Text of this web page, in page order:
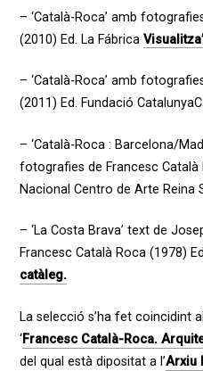
– ‘Català-Roca’ amb
(2010) Ed. La Fábrica
– ‘Català-Roca’ amb
(2011) Ed. Fundació
– ‘Català-Roca : Barcelona/
fotografies de Francesc Català
Nacional Centro de Arte Reina
– ‘La Costa Brava’ text de
Francesc Català Roca (1978)
catàleg.
La selecció s’ha fet coincidint
‘Francesc Català-Roca.
del qual està dipositat a l’Arxiu